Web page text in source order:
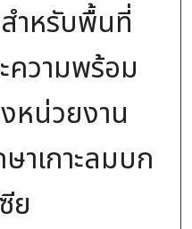
ำหรับพื้นที่
ความพร้อม
หน่วยงาน
าเกาะลมบก
ย